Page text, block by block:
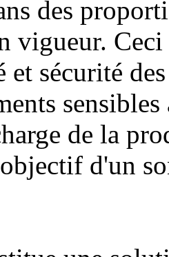
des
vigueur.
et sécurité
de la
d'un